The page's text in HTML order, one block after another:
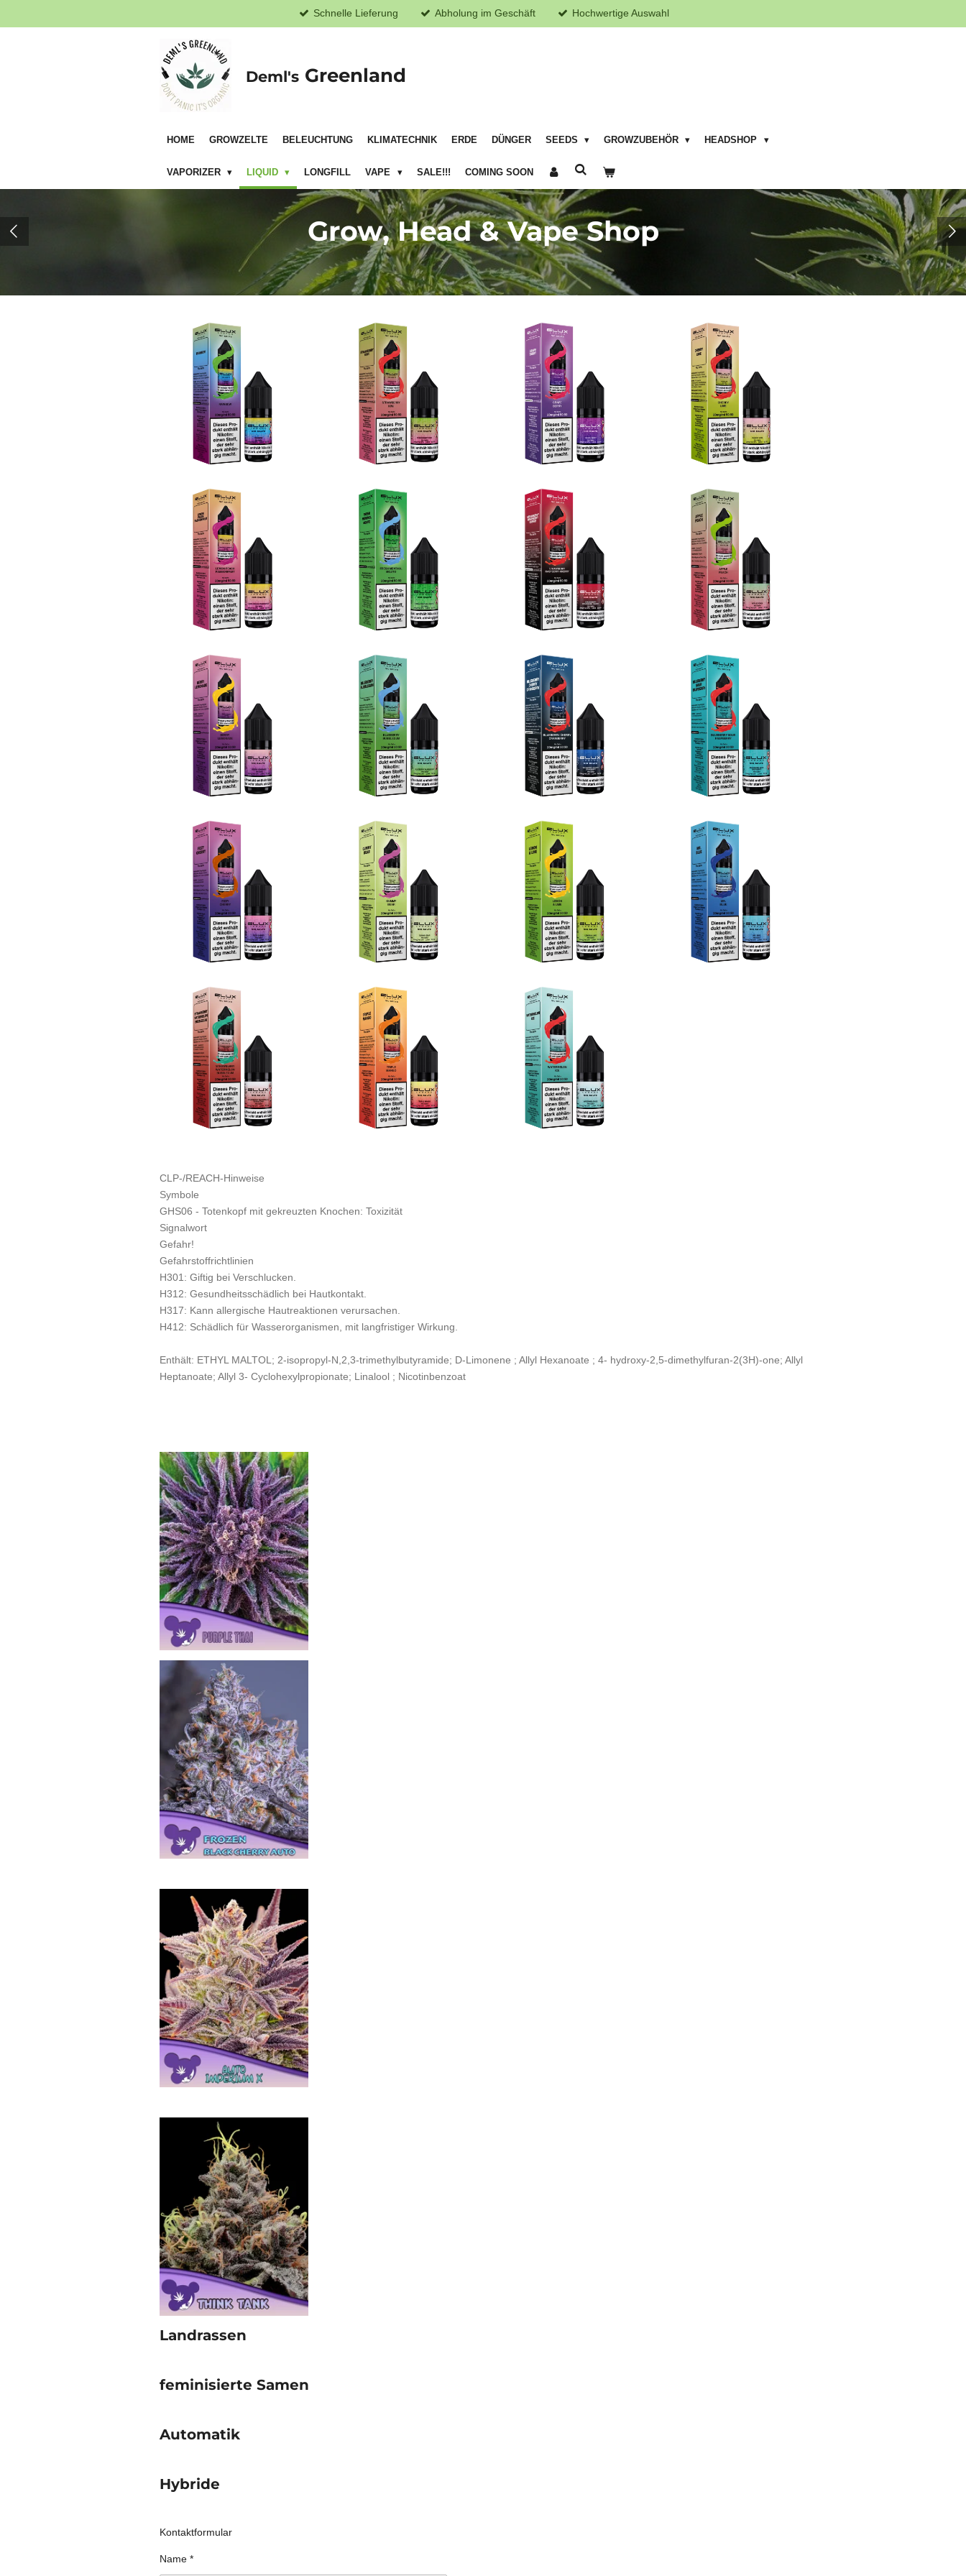
Hauptinhalt
Schnelle Lieferung Abholung im Geschäft Hochwertige Auswahl
Deml's Greenland
HOME GROWZELTE BELEUCHTUNG KLIMATECHNIK ERDE DÜNGER SEEDS GROWZUBEHÖR HEADSHOP
VAPORIZER LIQUID LONGFILL VAPE SALE!!! COMING SOON
Grow, Head & Vape Shop
CLP-/REACH-Hinweise
Symbole
GHS06 - Totenkopf mit gekreuzten Knochen: Toxizität
Signalwort
Gefahr!
Gefahrstoffrichtlinien
H301: Giftig bei Verschlucken.
H312: Gesundheitsschädlich bei Hautkontakt.
H317: Kann allergische Hautreaktionen verursachen.
H412: Schädlich für Wasserorganismen, mit langfristiger Wirkung.
Enthält: ETHYL MALTOL; 2-isopropyl-N,2,3-trimethylbutyramide; D-Limonene ; Allyl Hexanoate ; 4- hydroxy-2,5-dimethylfuran-2(3H)-one; Allyl
Heptanoate; Allyl 3- Cyclohexylpropionate; Linalool ; Nicotinbenzoat
Landrassen
feminisierte Samen
Automatik
Hybride
Kontaktformular
Name *